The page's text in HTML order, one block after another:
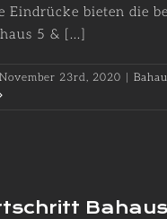
Eindrücke bieten die
5 & [...]
November 23rd, 2020 |
Bahaus